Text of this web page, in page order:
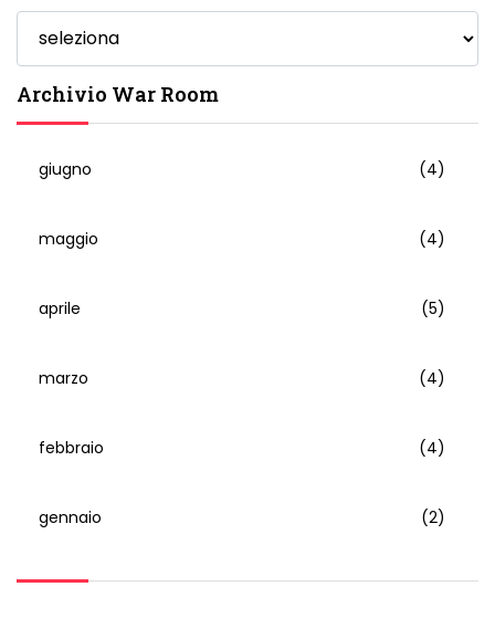
Archivio War Room
giugno (4)
maggio (4)
aprile (5)
marzo (4)
febbraio (4)
gennaio (2)